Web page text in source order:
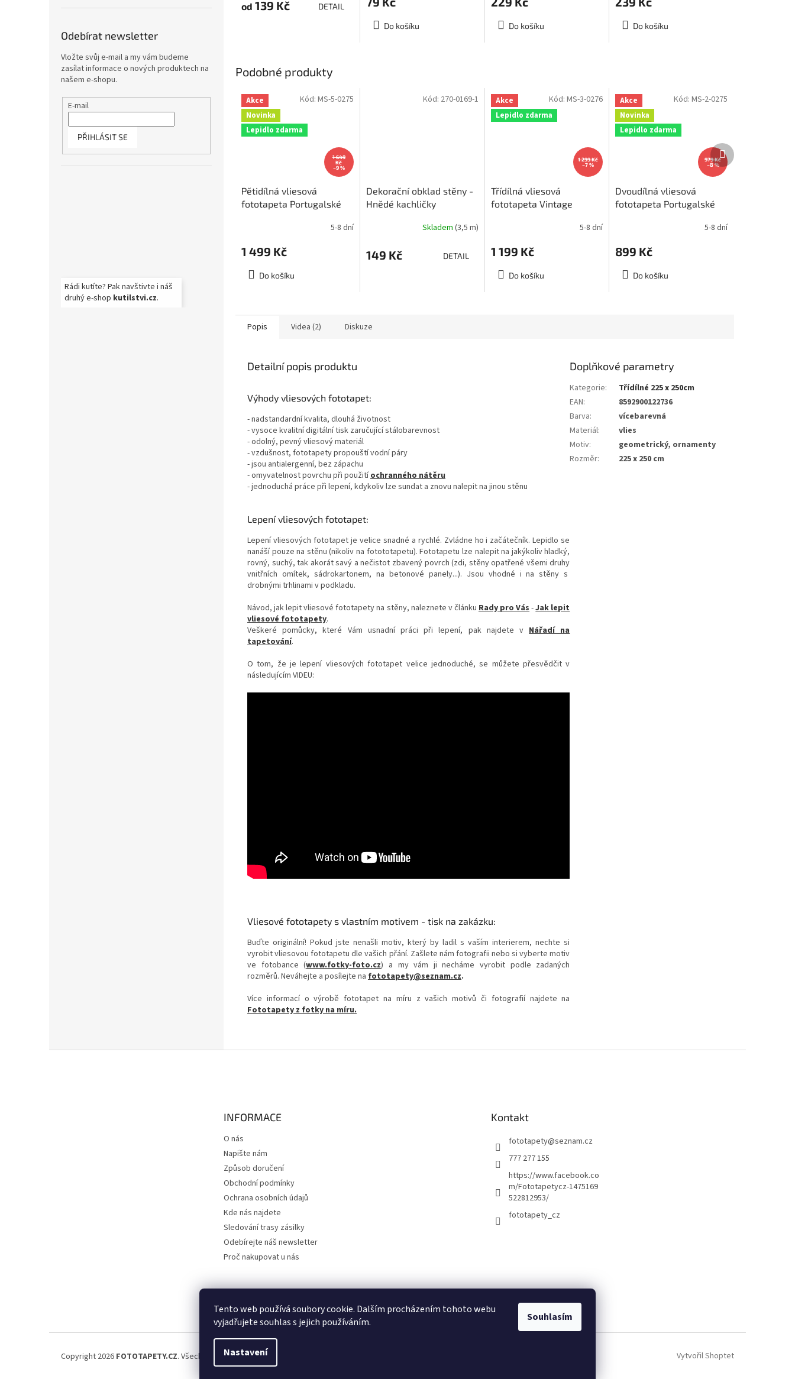
Tento web používá soubory cookie. Dalším procházením tohoto webu
vyjadřujete souhlas s jejich používáním.
Nastavení
Souhlasím
Odebírat newsletter
Vložte svůj e-mail a my vám budeme
zasílat informace o nových produktech na
našem e-shopu.
E-mail
PŘIHLÁSIT SE
Rádi kutíte? Pak navštivte i náš
druhý e-shop kutilstvi.cz.
od 139 Kč DETAIL
Do košíku
produktu
1,7
Do košíku Do košíku
Podobné produkty
Akce
Novinka
Lepidlo zdarma
1 649
Kč
–9 %
Pětidílná vliesová
fototapeta Portugalské
375x250cm, MS-5-0275
5-8 dní
1 499 Kč
Do košíku
Kód: MS-5-0275
Dekorační obklad stěny -
Hnědé kachličky
Skladem (3,5 m)
149 Kč DETAIL
Kód: 270-0169-1
Akce
Lepidlo zdarma
1 299 Kč
–7 %
Třídílná vliesová
fototapeta Vintage
225x250cm, MS-3-0276
5-8 dní
1 199 Kč
Do košíku
Kód:MS-3-0276
Akce
Novinka
Lepidlo zdarma
979 Kč
–8 %
Dvoudílná vliesová
fototapeta Portugalské
150x250cm, MS-2-0275
5-8 dní
899 Kč
Do košíku
Kód: MS-2-0275
Další
produkt
Popis Videa (2) Diskuze
Detailní popis produktu
Výhody vliesových fototapet:
- nadstandardní kvalita, dlouhá životnost
- vysoce kvalitní digitální tisk zaručující stálobarevnost
- odolný, pevný vliesový materiál
- vzdušnost, fototapety propouští vodní páry
- jsou antialergenní, bez zápachu
- omyvatelnost povrchu při použitíochranného nátěru
- jednoduchá práce při lepení, kdykoliv lze sundat a znovu nalepit na jinou stěnu
Lepení vliesových fototapet:
Lepení vliesových fototapet je velice snadné a rychlé. Zvládne ho i začátečník. Lepidlo se
nanáší pouze na stěnu (nikoliv na fotototapetu). Fototapetu lze nalepit na jakýkoliv hladký,
rovný, suchý, tak akorát savý a nečistot zbavený povrch (zdi, stěny opatřené všemi druhy
vnitřních omítek, sádrokartonem, na betonové panely...). Jsou vhodné i na stěny s
drobnými trhlinami v podkladu.
Návod, jak lepit vliesové fototapety na stěny, naleznete v článku Rady pro Vás -Jak lepit
vliesové fototapety.
Veškeré pomůcky, které Vám usnadní práci při lepení, pak najdete v Nářadí na
tapetování.
O tom, že je lepení vliesových fototapet velice jednoduché, se můžete přesvědčit v
následujícím VIDEU:
Vliesové fototapety s vlastním motivem - tisk na zakázku:
Buďte originální! Pokud jste nenašli motiv, který by ladil s vaším interierem, nechte si
vyrobit vliesovou fototapetu dle vašich přání. Zašlete nám fotografii nebo si vyberte motiv
ve fotobance (www.fotky-foto.cz) a my vám ji necháme vyrobit podle zadaných
rozměrů. Neváhejte a posílejte na fototapety@seznam.cz.
Více informací o výrobě fototapet na míru z vašich motivů či fotografií najdete na
Fototapety z fotky na míru.
Doplňkové parametry
Kategorie:
Třídílné 225 x 250cm
EAN:
8592900122736
Barva:
vícebarevná
Materiál:
vlies
Motiv:
geometrický, ornamenty
Rozměr: 225 x 250 cm
INFORMACE
O nás
Napište nám
Způsob doručení
Obchodní podmínky
Ochrana osobních údajů
Kde nás najdete
Sledování trasy zásilky
Odebírejte náš newsletter
Proč nakupovat u nás
Kontakt
fototapety@seznam.cz
777 277 155
https://www.facebook.co
m/Fototapetycz-1475169
522812953/
fototapety_cz
Kutilství.cz
Vytvořil Shoptet
Copyright 2026 FOTOTAPETY.CZ. Všechna práva vyhrazena.